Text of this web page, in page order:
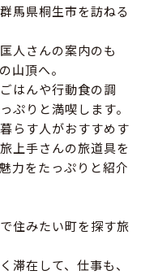
馬県桐生市を訪ねる
人さんの案内のも
山頂へ。
はんや行動食の調
ぷりと満喫します。
らす人がおすすめす
上手さんの旅道具を
力をたっぷりと紹介
住みたい町を探す旅
滞在して、仕事も、